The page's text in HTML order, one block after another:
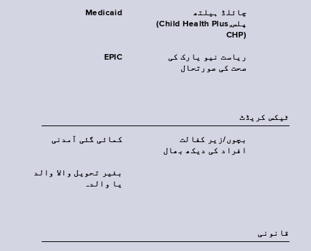
Medicaid
چائلڈ ہیلتھ
پلس‎(Child Health Plus,
CHP)‎
EPIC
ریاست نیو یارک کی
صحت کی صورتحال
ٹیکس کریڈٹ
کمائی گئی آمدنی
بچوں/زیر کفالت
افراد کی دیکھ بھال
بغیر تحویل والا والد
یا والدہ
قانونی